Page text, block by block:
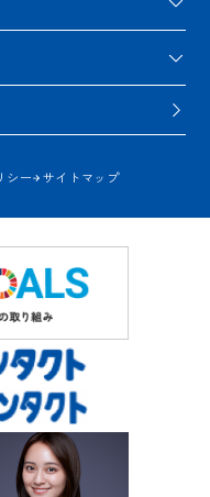
シー サイトマップ